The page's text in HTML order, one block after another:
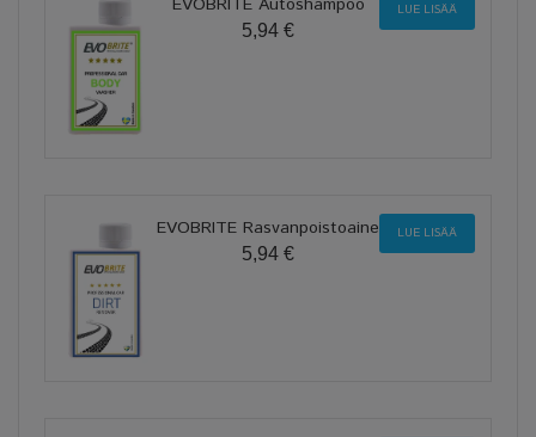
5,94 €
LUE LISÄÄ
EVOBRITE Rasvanpoistoaine
5,94 €
LUE LISÄÄ